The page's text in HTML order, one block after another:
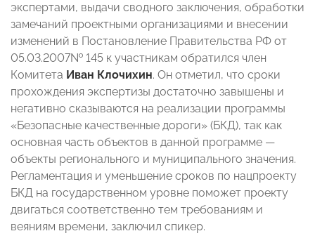
экспертами, выдачи сводного заключения, обработки
замечаний проектными организациями и внесении
изменений в Постановление Правительства РФ от
05.03.2007№ 145 к участникам обратился член
Комитета Иван Клочихин. Он отметил, что сроки
прохождения экспертизы достаточно завышены и
негативно сказываются на реализации программы
«Безопасные качественные дороги» (БКД), так как
основная часть объектов в данной программе —
объекты регионального и муниципального значения.
Регламентация и уменьшение сроков по нацпроекту
БКД на государственном уровне поможет проекту
двигаться соответственно тем требованиям и
веяниям времени, заключил спикер.